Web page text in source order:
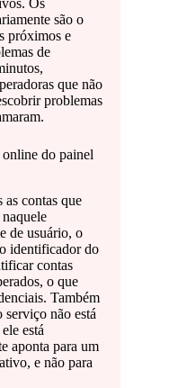
Os
são o
próximos e
de
que não
problemas
online do painel
as contas que
de usuário, o
identificador do
contas
o que
Também
não está
está
aponta para um
e não para